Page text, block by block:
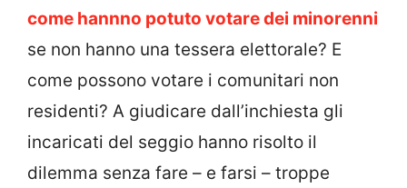
come hannno potuto votare dei minorenni
se non hanno una tessera elettorale? E
come possono votare i comunitari non
residenti? A giudicare dall’inchiesta gli
incaricati del seggio hanno risolto il
dilemma senza fare – e farsi – troppe